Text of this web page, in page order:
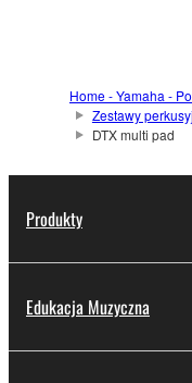
Home - Yamaha -
Zestawy
DTX multi pad
Produkty
Edukacja Muzyczna